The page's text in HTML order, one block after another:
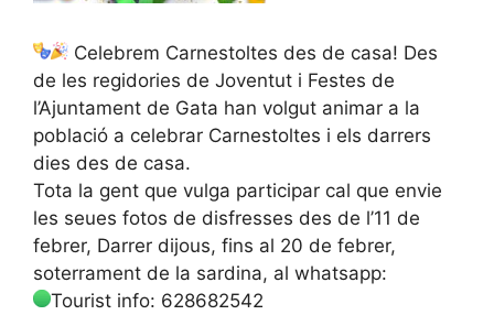
Celebrem Carnestoltes des de casa! Des
de les regidories de Joventut i Festes de
l’Ajuntament de Gata han volgut animar a la
població a celebrar Carnestoltes i els darrers
dies des de casa.
Tota la gent que vulga participar cal que envie
les seues fotos de disfresses des de l’11 de
febrer, Darrer dijous, fins al 20 de febrer,
soterrament de la sardina, al whatsapp:
Tourist info: 628682542